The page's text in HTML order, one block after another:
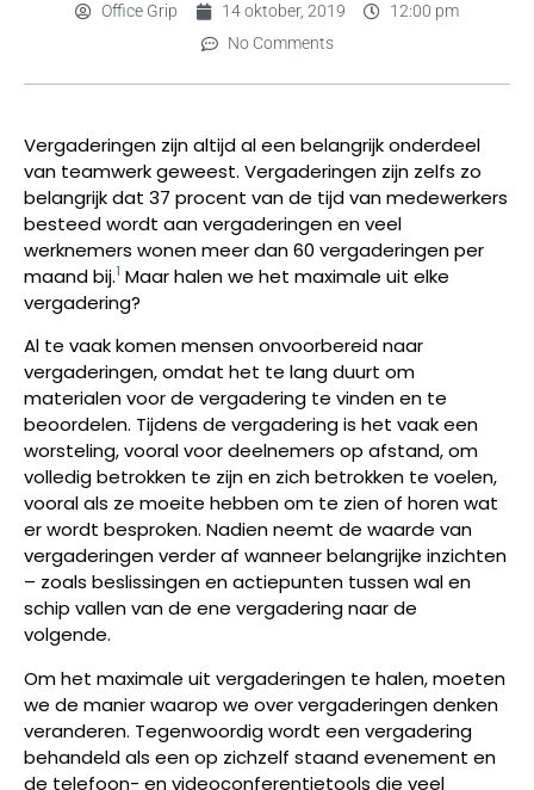
Office Grip 14 oktober, 2019
12:00 pm
No Comments
Vergaderingen zijn altijd al een belangrijk onderdeel
van teamwerk geweest. Vergaderingen zijn zelfs zo
belangrijk dat 37 procent van de tijd van medewerkers
besteed wordt aan vergaderingen en veel
werknemers wonen meer dan 60 vergaderingen per
maand bij.1 Maar halen we het maximale uit elke
vergadering?
Al te vaak komen mensen onvoorbereid naar
vergaderingen, omdat het te lang duurt om
materialen voor de vergadering te vinden en te
beoordelen. Tijdens de vergadering is het vaak een
worsteling, vooral voor deelnemers op afstand, om
volledig betrokken te zijn en zich betrokken te voelen,
vooral als ze moeite hebben om te zien of horen wat
er wordt besproken. Nadien neemt de waarde van
vergaderingen verder af wanneer belangrijke inzichten
– zoals beslissingen en actiepunten tussen wal en
schip vallen van de ene vergadering naar de
volgende.
Om het maximale uit vergaderingen te halen, moeten
we de manier waarop we over vergaderingen denken
veranderen. Tegenwoordig wordt een vergadering
behandeld als een op zichzelf staand evenement en
de telefoon- en videoconferentietools die veel